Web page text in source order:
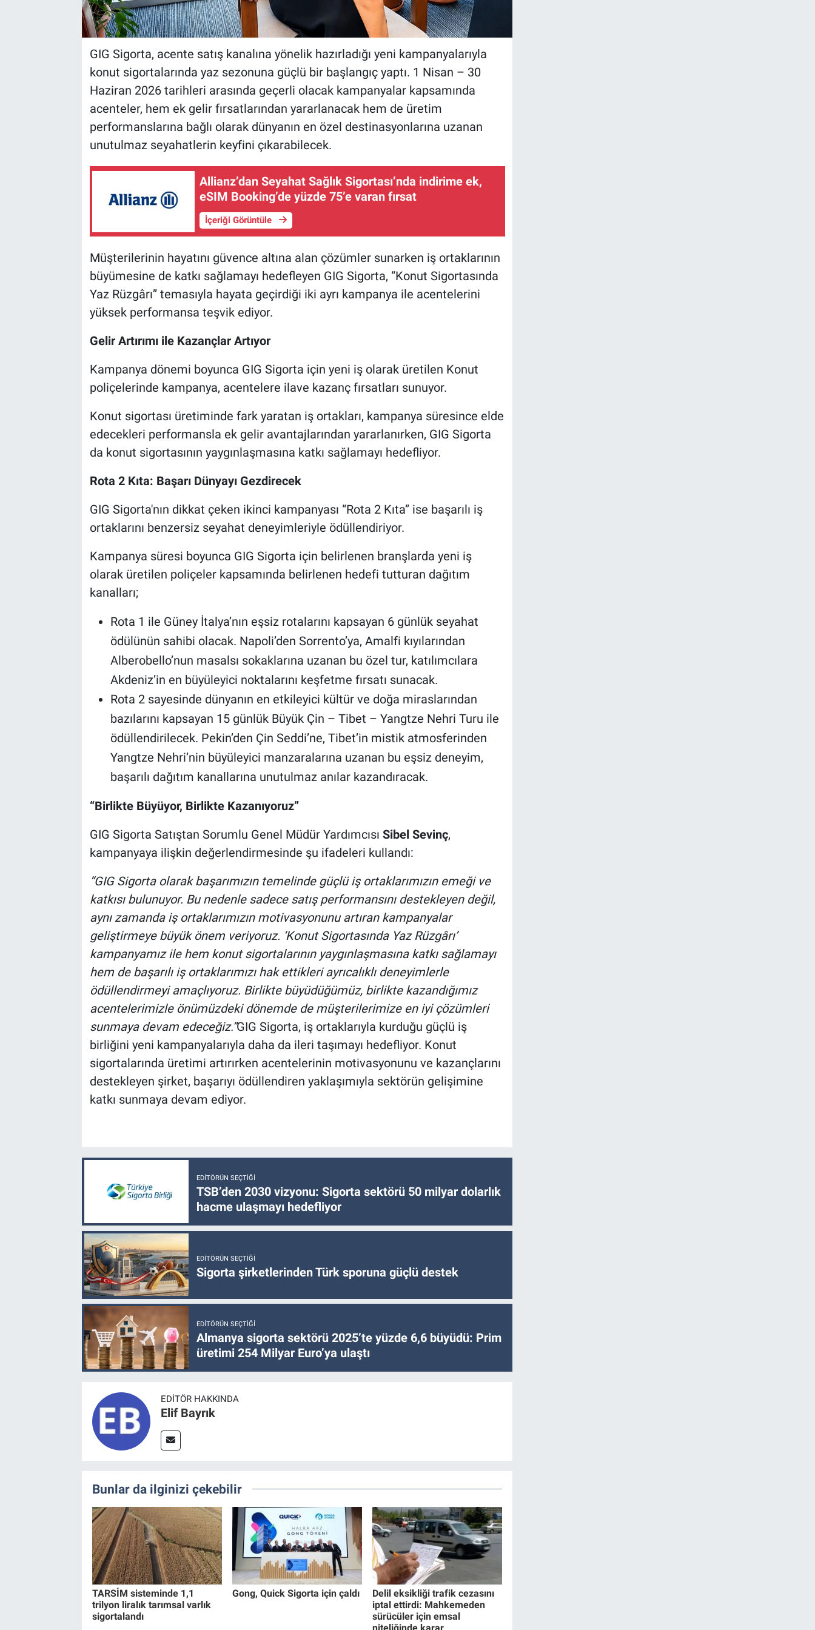
GIG Sigorta, acente satış kanalına yönelik hazırladığı yeni kampanyalarıyla
konut sigortalarında yaz sezonuna güçlü bir başlangıç yaptı. 1 Nisan – 30
Haziran 2026 tarihleri arasında geçerli olacak kampanyalar kapsamında
acenteler, hem ek gelir fırsatlarından yararlanacak hem de üretim
performanslarına bağlı olarak dünyanın en özel destinasyonlarına uzanan
unutulmaz seyahatlerin keyfini çıkarabilecek.
Allianz’dan Seyahat Sağlık Sigortası’nda indirime ek,
eSIM Booking’de yüzde 75’e varan fırsat
İçeriği Görüntüle
Müşterilerinin hayatını güvence altına alan çözümler sunarken iş ortaklarının
büyümesine de katkı sağlamayı hedefleyen GIG Sigorta, “Konut Sigortasında
Yaz Rüzgârı” temasıyla hayata geçirdiği iki ayrı kampanya ile acentelerini
yüksek performansa teşvik ediyor.
Gelir Artırımı ile Kazançlar Artıyor
Kampanya dönemi boyunca GIG Sigorta için yeni iş olarak üretilen Konut
poliçelerinde kampanya, acentelere ilave kazanç fırsatları sunuyor.
Konut sigortası üretiminde fark yaratan iş ortakları, kampanya süresince elde
edecekleri performansla ek gelir avantajlarından yararlanırken, GIG Sigorta
da konut sigortasının yaygınlaşmasına katkı sağlamayı hedefliyor.
Rota 2 Kıta: Başarı Dünyayı Gezdirecek
GIG Sigorta'nın dikkat çeken ikinci kampanyası “Rota 2 Kıta” ise başarılı iş
ortaklarını benzersiz seyahat deneyimleriyle ödüllendiriyor.
Kampanya süresi boyunca GIG Sigorta için belirlenen branşlarda yeni iş
olarak üretilen poliçeler kapsamında belirlenen hedefi tutturan dağıtım
kanalları;
Rota 1 ile Güney İtalya’nın eşsiz rotalarını kapsayan 6 günlük seyahat
ödülünün sahibi olacak. Napoli’den Sorrento’ya, Amalfi kıyılarından
Alberobello’nun masalsı sokaklarına uzanan bu özel tur, katılımcılara
Akdeniz’in en büyüleyici noktalarını keşfetme fırsatı sunacak.
Rota 2 sayesinde dünyanın en etkileyici kültür ve doğa miraslarından
bazılarını kapsayan 15 günlük Büyük Çin – Tibet – Yangtze Nehri Turu ile
ödüllendirilecek. Pekin’den Çin Seddi’ne, Tibet’in mistik atmosferinden
Yangtze Nehri’nin büyüleyici manzaralarına uzanan bu eşsiz deneyim,
başarılı dağıtım kanallarına unutulmaz anılar kazandıracak.
“Birlikte Büyüyor, Birlikte Kazanıyoruz”
GIG Sigorta Satıştan Sorumlu Genel Müdür Yardımcısı Sibel Sevinç,
kampanyaya ilişkin değerlendirmesinde şu ifadeleri kullandı:
“GIG Sigorta olarak başarımızın temelinde güçlü iş ortaklarımızın emeği ve
katkısı bulunuyor. Bu nedenle sadece satış performansını destekleyen değil,
aynı zamanda iş ortaklarımızın motivasyonunu artıran kampanyalar
geliştirmeye büyük önem veriyoruz. ‘Konut Sigortasında Yaz Rüzgârı’
kampanyamız ile hem konut sigortalarının yaygınlaşmasına katkı sağlamayı
hem de başarılı iş ortaklarımızı hak ettikleri ayrıcalıklı deneyimlerle
ödüllendirmeyi amaçlıyoruz. Birlikte büyüdüğümüz, birlikte kazandığımız
acentelerimizle önümüzdeki dönemde de müşterilerimize en iyi çözümleri
sunmaya devam edeceğiz.”GIG Sigorta, iş ortaklarıyla kurduğu güçlü iş
birliğini yeni kampanyalarıyla daha da ileri taşımayı hedefliyor. Konut
sigortalarında üretimi artırırken acentelerinin motivasyonunu ve kazançlarını
destekleyen şirket, başarıyı ödüllendiren yaklaşımıyla sektörün gelişimine
katkı sunmaya devam ediyor.
EDITÖRÜN SEÇTIĞI
TSB’den 2030 vizyonu: Sigorta sektörü 50 milyar dolarlık
hacme ulaşmayı hedefliyor
EDITÖRÜN SEÇTIĞI
Sigorta şirketlerinden Türk sporuna güçlü destek
EDITÖRÜN SEÇTIĞI
Almanya sigorta sektörü 2025’te yüzde 6,6 büyüdü: Prim
üretimi 254 Milyar Euro’ya ulaştı
EDITÖR HAKKINDA
Elif Bayrık
Bunlar da ilginizi çekebilir
TARSİM sisteminde 1,1
trilyon liralık tarımsal varlık
sigortalandı
Gong, Quick Sigorta için çaldı
Delil eksikliği trafik cezasını
iptal ettirdi: Mahkemeden
sürücüler için emsal